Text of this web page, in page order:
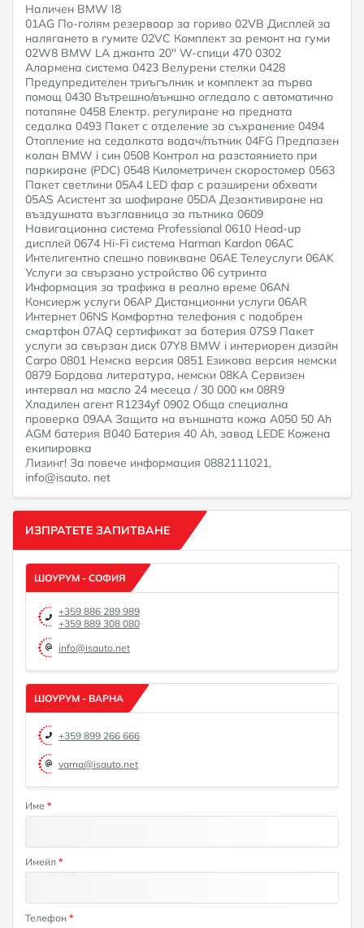
Наличен BMW I8
01AG По-голям резервоар за гориво 02VB Дисплей за
налягането в гумите 02VC Комплект за ремонт на гуми
02W8 BMW LA джанта 20'' W-спици 470 0302
Алармена система 0423 Велурени стелки 0428
Предупредителен триъгълник и комплект за първа
помощ 0430 Вътрешно/външно огледало с автоматично
потапяне 0458 Електр. регулиране на предната
седалка 0493 Пакет с отделение за съхранение 0494
Отопление на седалката водач/пътник 04FG Предпазен
колан BMW i син 0508 Контрол на разстоянието при
паркиране (PDC) 0548 Километричен скоростомер 0563
Пакет светлини 05A4 LED фар с разширени обхвати
05AS Асистент за шофиране 05DA Дезактивиране на
въздушната възглавница за пътника 0609
Навигационна система Professional 0610 Head-up
дисплей 0674 Hi-Fi система Harman Kardon 06AC
Интелигентно спешно повикване 06AE Телеуслуги 06AK
Услуги за свързано устройство 06 сутринта
Информация за трафика в реално време 06AN
Консиерж услуги 06AP Дистанционни услуги 06AR
Интернет 06NS Комфортна телефония с подобрен
смартфон 07AQ сертификат за батерия 07S9 Пакет
услуги за свързан диск 07Y8 BMW i интериорен дизайн
Carpo 0801 Немска версия 0851 Езикова версия немски
0879 Бордова литература, немски 08KA Сервизен
интервал на масло 24 месеца / 30 000 км 08R9
Хладилен агент R1234yf 0902 Обща специална
проверка 09AA Защита на външната кожа A050 50 Ah
AGM батерия B040 Батерия 40 Ah, завод LEDE Кожена
екипировка
Лизинг! За повече информация 0882111021,
info@isauto. net
ИЗПРАТЕТЕ ЗАПИТВАНЕ
ШОУРУМ - СОФИЯ
+359 886 289 989
+359 889 308 080
info@isauto.net
ШОУРУМ - ВАРНА
+359 899 266 666
varna@isauto.net
Име *
Имейл *
Телефон *